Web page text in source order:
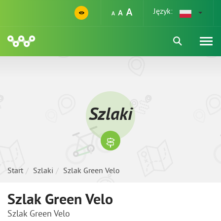
Język:
Szlaki
Start Szlaki Szlak Green Velo
Szlak Green Velo
Szlak Green Velo